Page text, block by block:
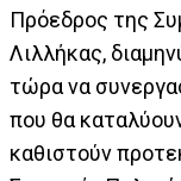
Πρόεδρος της
Λιλλήκας,
τώρα να
που θα
καθιστούν